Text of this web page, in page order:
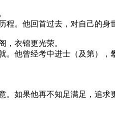
程。他回首过去，对自己的
，衣锦更光荣。
。他曾经考中进士（及第）
。如果他再不知足满足，追求